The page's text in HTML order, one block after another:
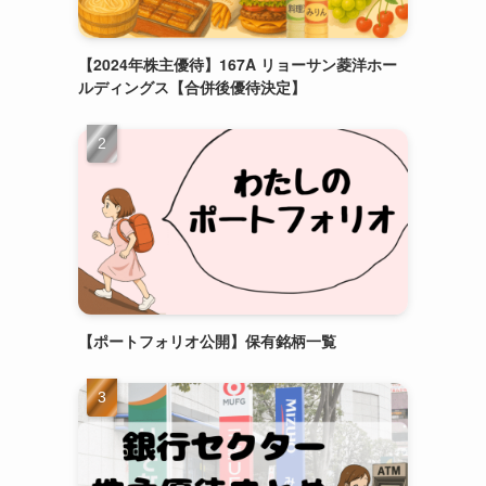
【2024年株主優待】167A リョーサン菱洋ホー
ルディングス【合併後優待決定】
【ポートフォリオ公開】保有銘柄一覧